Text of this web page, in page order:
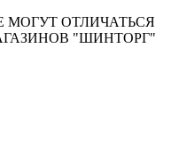
МОГУТ ОТЛИЧАТЬСЯ
"ШИНТОРГ"